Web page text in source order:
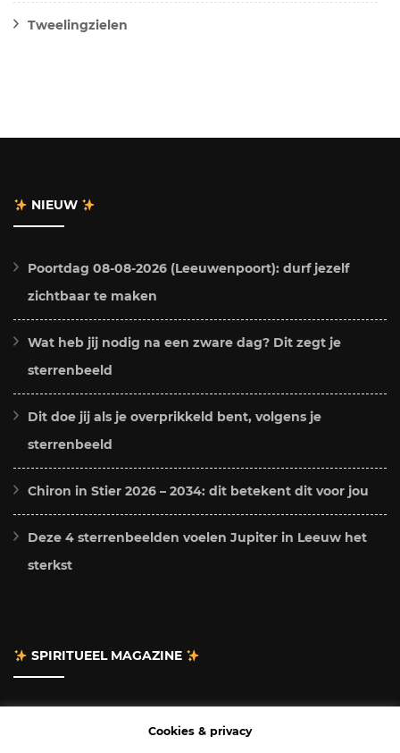
Tweelingzielen
NIEUW
Poortdag 08-08-2026 (Leeuwenpoort): durf jezelf
zichtbaar te maken
Wat heb jij nodig na een zware dag? Dit zegt je
sterrenbeeld
Dit doe jij als je overprikkeld bent, volgens je
sterrenbeeld
Chiron in Stier 2026 – 2034: dit betekent dit voor jou
Deze 4 sterrenbeelden voelen Jupiter in Leeuw het
sterkst
SPIRITUEEL MAGAZINE
Cookies & privacy